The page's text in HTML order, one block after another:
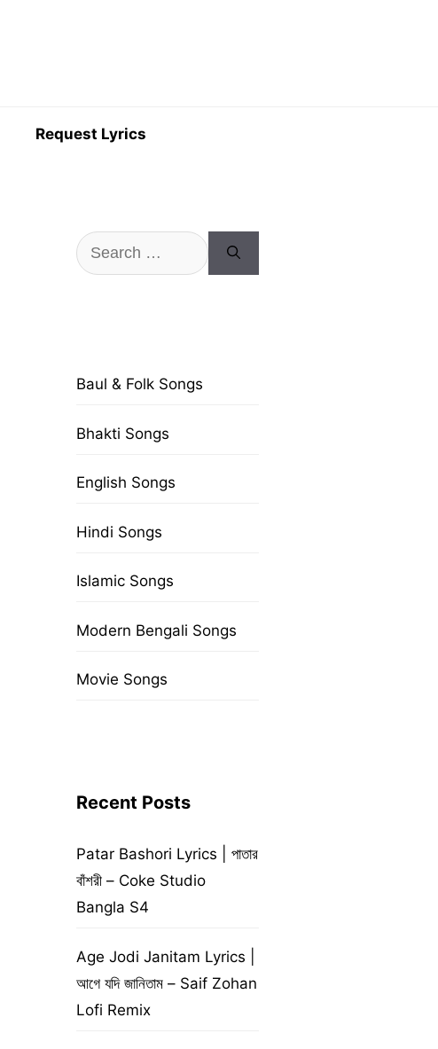
Request Lyrics
Search
for:
Baul & Folk Songs
Bhakti Songs
English Songs
Hindi Songs
Islamic Songs
Modern Bengali Songs
Movie Songs
Recent Posts
Patar Bashori Lyrics | পাতার
বাঁশরী – Coke Studio
Bangla S4
Age Jodi Janitam Lyrics |
আগে যদি জানিতাম – Saif Zohan
Lofi Remix